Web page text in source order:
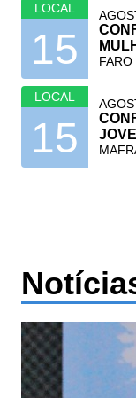
LOCAL
15 FARO
LOCAL
15